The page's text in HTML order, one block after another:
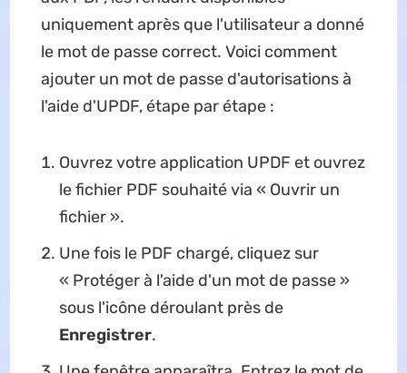
uniquement après que l'utilisateur a donné
le mot de passe correct. Voici comment
ajouter un mot de passe d'autorisations à
l'aide d'UPDF, étape par étape :
Ouvrez votre application UPDF et ouvrez
le fichier PDF souhaité via « Ouvrir un
fichier ».
Une fois le PDF chargé, cliquez sur
« Protéger à l'aide d'un mot de passe »
sous l'icône déroulant près de
Enregistrer.